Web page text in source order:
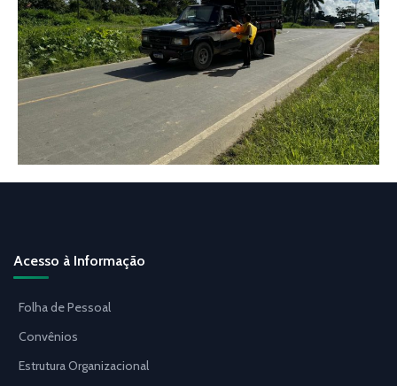
Acesso à Informação
Folha de Pessoal
Convênios
Estrutura Organizacional